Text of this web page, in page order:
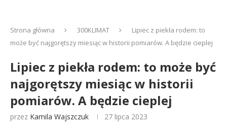
Strona główna 300KLIMAT
Lipiec z piekła rodem: to
może być najgorętszy miesiąc w historii pomiarów. A będzie cieplej
Lipiec z piekła rodem: to może być
najgorętszy miesiąc w historii
pomiarów. A będzie cieplej
przez Kamila Wajszczuk 27 lipca 2023